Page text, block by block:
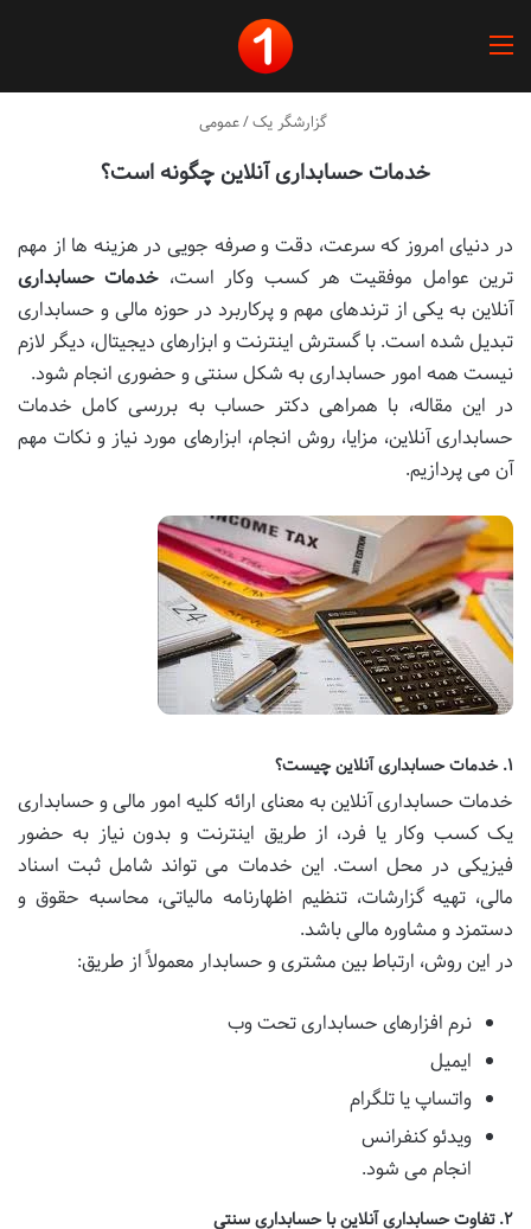
گزارشگر یک/عمومی
خدمات حسابداری آنلاین چگونه است؟
در دنیای امروز که سرعت، دقت و صرفه جویی در هزینه ها از مهم
ترین عوامل موفقیت هر کسب وکار است، خدمات حسابداری
آنلاین به یکی از ترندهای مهم و پرکاربرد در حوزه مالی و حسابداری
تبدیل شده است. با گسترش اینترنت و ابزارهای دیجیتال، دیگر لازم
نیست همه امور حسابداری به شکل سنتی و حضوری انجام شود.
در این مقاله، با همراهی دکتر حساب به بررسی کامل خدمات
حسابداری آنلاین، مزایا، روش انجام، ابزارهای مورد نیاز و نکات مهم
آن می پردازیم.
۱. خدمات حسابداری آنلاین چیست؟
خدمات حسابداری آنلاین به معنای ارائه کلیه امور مالی و حسابداری
یک کسب وکار یا فرد، از طریق اینترنت و بدون نیاز به حضور
فیزیکی در محل است. این خدمات می تواند شامل ثبت اسناد
مالی، تهیه گزارشات، تنظیم اظهارنامه مالیاتی، محاسبه حقوق و
دستمزد و مشاوره مالی باشد.
در این روش، ارتباط بین مشتری و حسابدار معمولاً از طریق:
نرم افزارهای حسابداری تحت وب
ایمیل
واتساپ یا تلگرام
ویدئو کنفرانس
انجام می شود.
۲. تفاوت حسابداری آنلاین با حسابداری سنتی